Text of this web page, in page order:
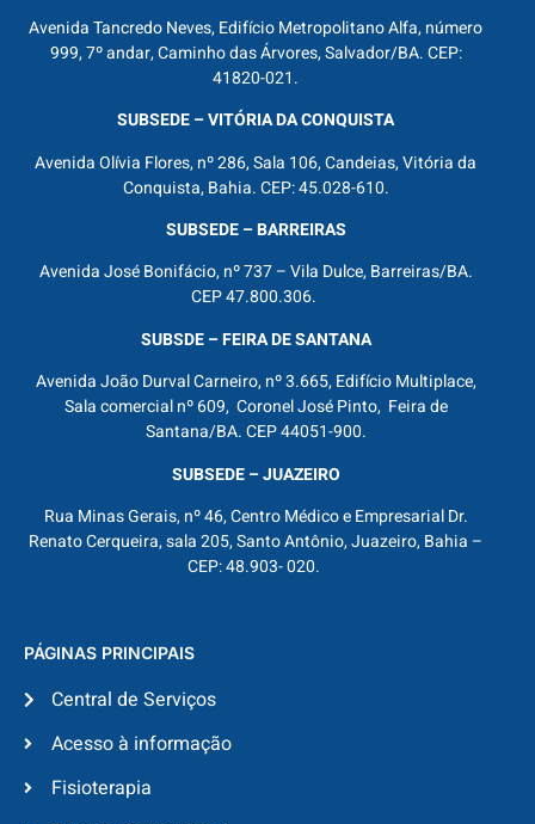
Avenida Tancredo Neves, Edifício Metropolitano Alfa, número
999, 7º andar, Caminho das Árvores, Salvador/BA. CEP:
41820-021.
SUBSEDE – VITÓRIA DA CONQUISTA
Avenida Olívia Flores, nº 286, Sala 106, Candeias, Vitória da
Conquista, Bahia. CEP: 45.028-610.
SUBSEDE – BARREIRAS
Avenida José Bonifácio, nº 737 – Vila Dulce, Barreiras/BA.
CEP 47.800.306.
SUBSDE – FEIRA DE SANTANA
Avenida João Durval Carneiro, nº 3.665, Edifício Multiplace,
Sala comercial nº 609, Coronel José Pinto, Feira de
Santana/BA. CEP 44051-900.
SUBSEDE – JUAZEIRO
Rua Minas Gerais, nº 46, Centro Médico e Empresarial Dr.
Renato Cerqueira, sala 205, Santo Antônio, Juazeiro, Bahia –
CEP: 48.903- 020.
PÁGINAS PRINCIPAIS
Central de Serviços
Acesso à informação
Fisioterapia